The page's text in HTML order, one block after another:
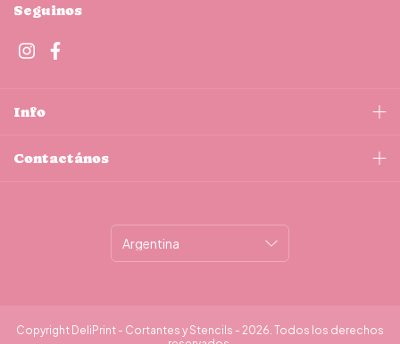
Seguinos
Info
Contactános
Copyright DeliPrint - Cortantes y Stencils - 2026. Todos los derechos